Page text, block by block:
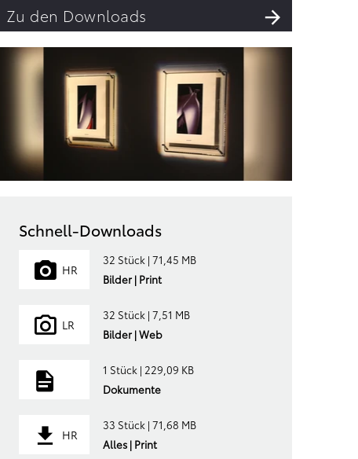
Zu den Downloads
Schnell-Downloads
HR
32 Stück | 71,45 MB
Bilder | Print
LR
32 Stück | 7,51 MB
Bilder | Web
1 Stück | 229,09 KB
Dokumente
HR
33 Stück | 71,68 MB
Alles | Print